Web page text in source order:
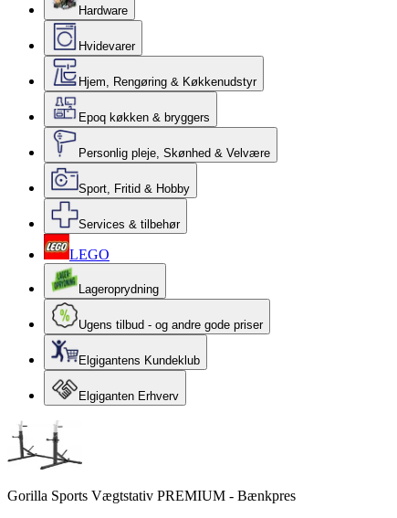
Hardware
Hvidevarer
Hjem, Rengøring & Køkkenudstyr
Epoq køkken & bryggers
Personlig pleje, Skønhed & Velvære
Sport, Fritid & Hobby
Services & tilbehør
LEGO
Lageroprydning
Ugens tilbud - og andre gode priser
Elgigantens Kundeklub
Elgiganten Erhverv
Gorilla Sports Vægtstativ PREMIUM - Bænkpres